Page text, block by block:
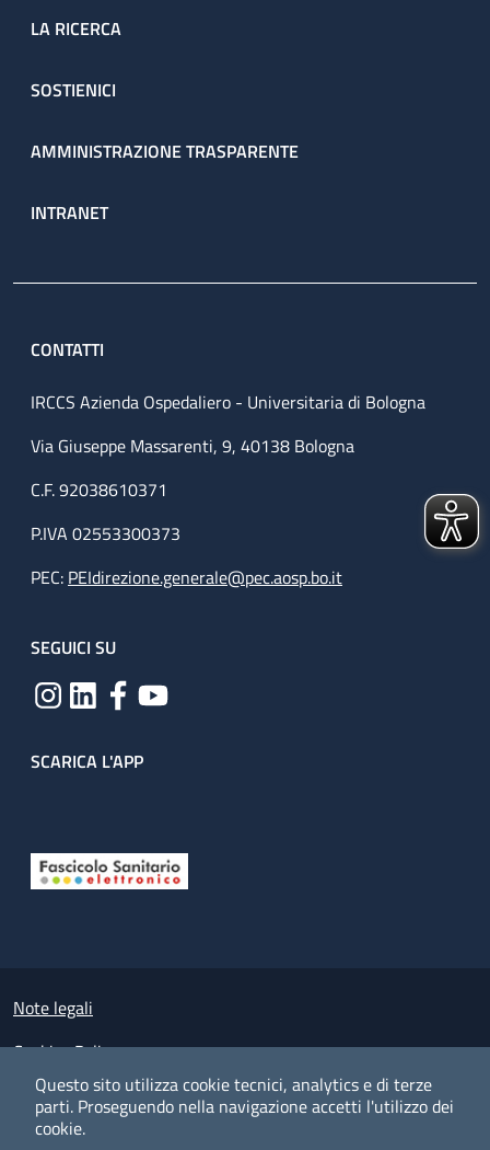
Questo sito utilizza cookie tecnici, analytics e di terze
parti. Proseguendo nella navigazione accetti l'utilizzo dei
cookie.
LA RICERCA
SOSTIENICI
AMMINISTRAZIONE TRASPARENTE
INTRANET
CONTATTI
IRCCS Azienda Ospedaliero - Universitaria di Bologna
Via Giuseppe Massarenti, 9, 40138 Bologna
C.F. 92038610371
P.IVA 02553300373
PEC: PEIdirezione.generale@pec.aosp.bo.it
SEGUICI SU
SCARICA L'APP
Small prints
Note legali
Cookies Policy
Policy privacy e protezione del dato personale
Albo pretorio on-line